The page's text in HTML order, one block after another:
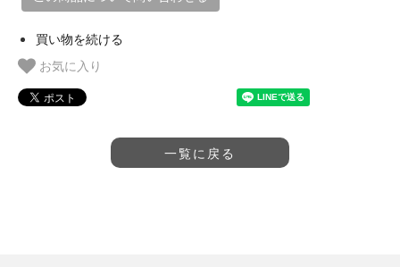
買い物を続ける
お気に入り
一覧に戻る